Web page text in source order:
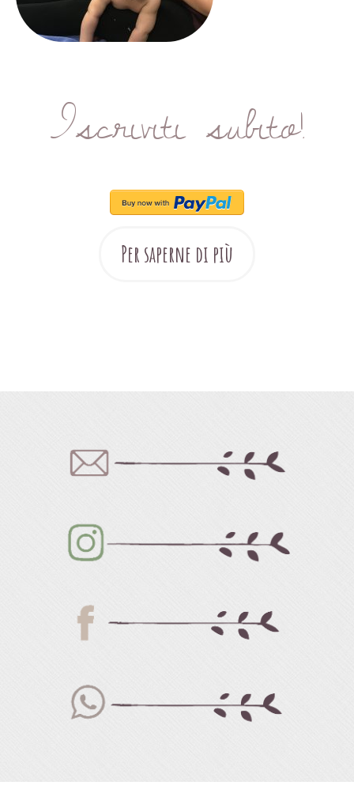
Iscriviti subito!
Per saperne di più